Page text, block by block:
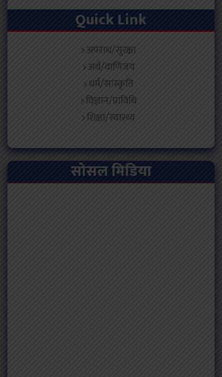
Quick Link
अपराध/सुरक्षा
अर्थ/वाणिजय
धर्म/सांस्कृति
विज्ञान/प्राविधि
शिक्षा/स्वास्थ्य
सोसल मिडिया